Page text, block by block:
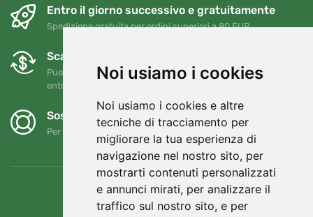
Noi usiamo i cookies
Noi usiamo i cookies e altre
tecniche di tracciamento per
migliorare la tua esperienza di
navigazione nel nostro sito, per
mostrarti contenuti personalizzati
e annunci mirati, per analizzare il
traffico sul nostro sito, e per
Entro il giorno successivo e gratuitamente
Spedizione gratuita per ordini superiori a 80 EUR
Scambi e resi gratuiti
Puoi restituire o cambiare il tuo ordine in qualsiasi momento
entro 90 giorni
Sosteniamo Trees.org
Per ogni ordine piantiamo un albero! Leggi di più